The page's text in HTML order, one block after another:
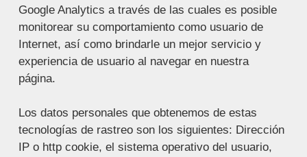
Google Analytics a través de las cuales es posible
monitorear su comportamiento como usuario de
Internet, así como brindarle un mejor servicio y
experiencia de usuario al navegar en nuestra
página.
Los datos personales que obtenemos de estas
tecnologías de rastreo son los siguientes: Dirección
IP o http cookie, el sistema operativo del usuario,